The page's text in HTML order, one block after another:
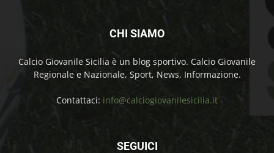
CHI SIAMO
Calcio Giovanile Sicilia è un blog sportivo. Calcio Giovanile
Regionale e Nazionale, Sport, News, Informazione.
Contattaci: info@calciogiovanilesicilia.it
SEGUICI